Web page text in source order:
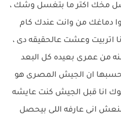
مخك اكتر ما بتغسل وشك ،
دماغك من وانت عندك كام
اتربيت وعشت عالحقيقه دى ،
الاقل انا عشت ١٨ سنه من عمرى بعيده كل البعد
ان الجيش المصرى هو
انا قبل الجيش كنت عايشه
انى عارفه اللى بيحصل